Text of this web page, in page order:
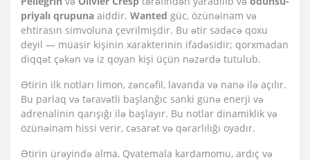
priyalı qrupuna aiddir. Wanted güc, özünəinam və
ehtirasın simvoluna çevrilmişdir. Bu ətir sadəcə qoxu
deyil — müasir kişinin xarakterinin ifadəsidir; qorxmadan
diqqət çəkən və iz qoyan kişi üçün nəzərdə tutulub.
Ətirin ilk notları limon, zəncəfil, lavanda və nanə ilə açılır.
Bu parlaq və təravətli başlanğıc sanki günə enerji və
adrenalinin qarışığı ilə başlayır. Bu notlar dinamiklik və
özünəinam hissi verir, cəsarət və qərarlılığı oyadır.
Ətirin ürəyində alma, Qvatemala kardamomu, ardıç və